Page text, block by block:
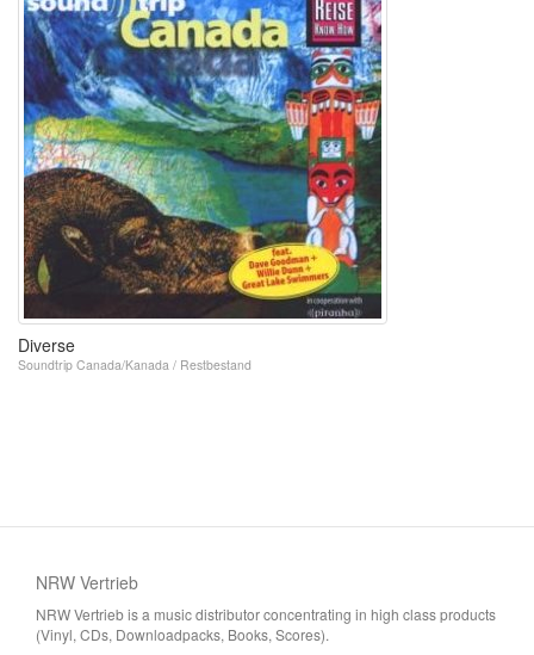
Diverse
Soundtrip Canada/Kanada / Restbestand
NRW Vertrieb
NRW Vertrieb is a music distributor concentrating in high class products
(Vinyl, CDs, Downloadpacks, Books, Scores).